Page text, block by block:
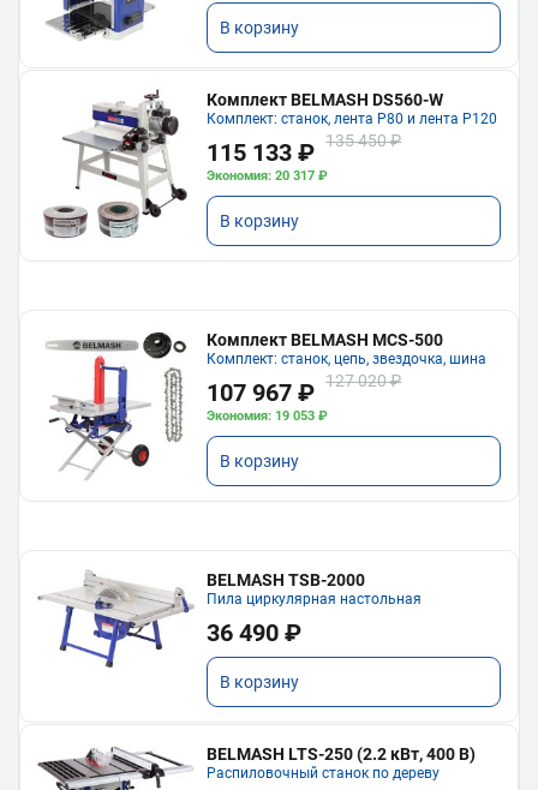
В корзину
Комплект BELMASH DS560-W
Комплект: станок, лента P80 и лента P120
115 133 ₽ 135 450 ₽
Экономия: 20 317 ₽
В корзину
Комплект BELMASH MCS-500
Комплект: станок, цепь, звездочка, шина
107 967 ₽ 127 020 ₽
Экономия: 19 053 ₽
В корзину
BELMASH TSB-2000
Пила циркулярная настольная
36 490 ₽
В корзину
BELMASH LTS-250 (2.2 кВт, 400 В)
Распиловочный станок по дереву